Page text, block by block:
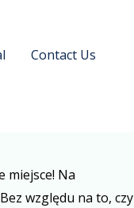
Contact Us
miejsce! Na
względu na to, czy